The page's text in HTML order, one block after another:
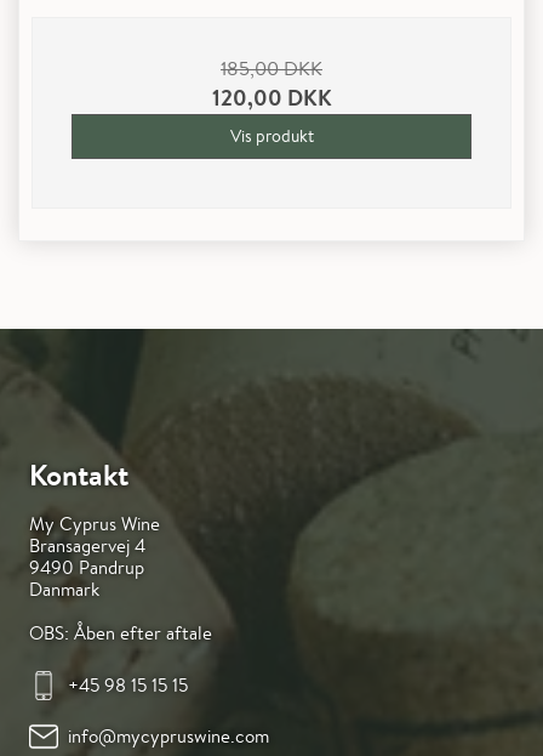
185,00 DKK
120,00 DKK
Vis produkt
Kontakt
My Cyprus Wine
Bransagervej 4
9490 Pandrup
Danmark
OBS: Åben efter aftale
+45 98 15 15 15
info@mycypruswine.com